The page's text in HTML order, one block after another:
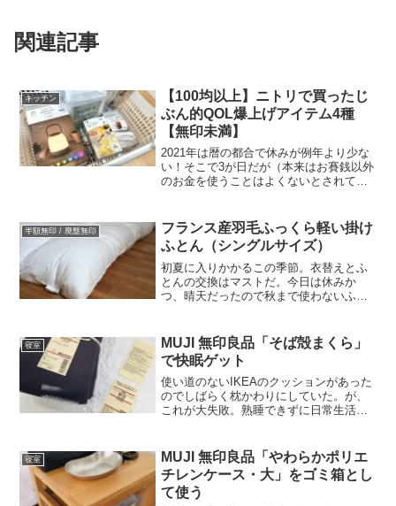
関連記事
キッチン
【100均以上】ニトリで買ったじ
ぶん的QOL爆上げアイテム4種
【無印未満】
2021年は暦の都合で休みが例年より少な
い！そこで3が日だが（本来はお賽銭以外
のお金を使うことはよくないとされてい
らか、レジカゴにはニトリで買いたかっ
たもの・気になった...
半額無印 / 廃盤無印
フランス産羽毛ふっくら軽い掛け
ふとん（シングルサイズ）
初夏に入りかかるこの季節。衣替えとふ
とんの交換はマストだ。今日は休みか
つ、晴天だったので秋まで使わないふと
昇して空気中の水分が減少し、布団干し
に良い環境になる時間帯...
寝室
MUJI 無印良品「そば殻まくら」
で快眠ゲット
使い道のないIKEAのクッションがあった
のでしばらく枕かわりにしていた。が、
これが大失敗。熟睡できずに日常生活に
入。小さな頃はそば殻枕をつかっていた
ことを思い出し、ノス...
寝室
MUJI 無印良品「やわらかポリエ
チレンケース・大」をゴミ箱とし
て使う